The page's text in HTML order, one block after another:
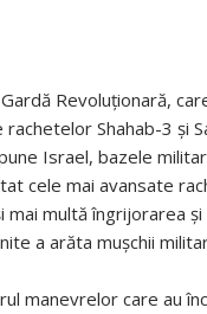
Revoluţionară,
Shahab-3 şi
Israel, bazele
cele mai avansate
multă îngrijorarea
a arăta muşchii
manevrelor care au